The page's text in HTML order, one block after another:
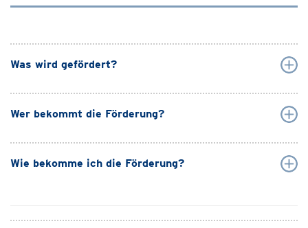
Was wird gefördert?
Wer bekommt die Förderung?
Wie bekomme ich die Förderung?